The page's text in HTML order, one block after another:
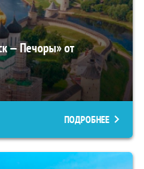
— Печоры» от
ПОДРОБНЕЕ